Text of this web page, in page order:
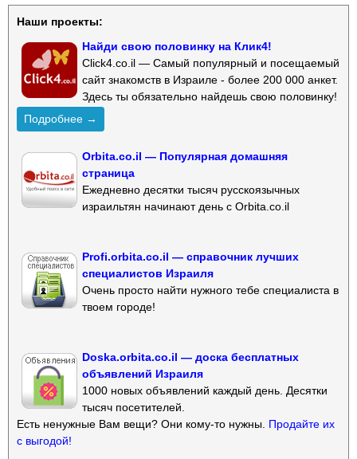
Наши проекты:
Найди свою половинку на Клик4!
Click4.co.il — Самый популярный и посещаемый
сайт знакомств в Израиле - более 200 000 анкет.
Здесь ты обязательно найдешь свою половинку!
Подробнее →
Orbita.co.il — Популярная домашняя
страница
Ежедневно десятки тысяч русскоязычных
израильтян начинают день с Orbita.co.il
Profi.orbita.co.il — справочник лучших
специалистов Израиля
Очень просто найти нужного тебе специалиста в
твоем городе!
Doska.orbita.co.il — доска бесплатных
объявлений Израиля
1000 новых объявлений каждый день. Десятки
тысяч посетителей.
Есть ненужные Вам вещи? Они кому-то нужны. Продайте их
с выгодой!